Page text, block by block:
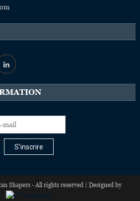
S'inscrire
Shapers - All rights reserved | Designed by